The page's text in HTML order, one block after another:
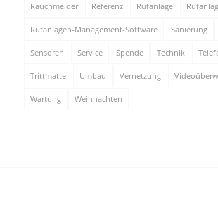
Rauchmelder Referenz Rufanlage
Rufanlagen-Management-Software Sanierung
Sensoren Service Spende Technik
Trittmatte Umbau Vernetzung
Wartung Weihnachten